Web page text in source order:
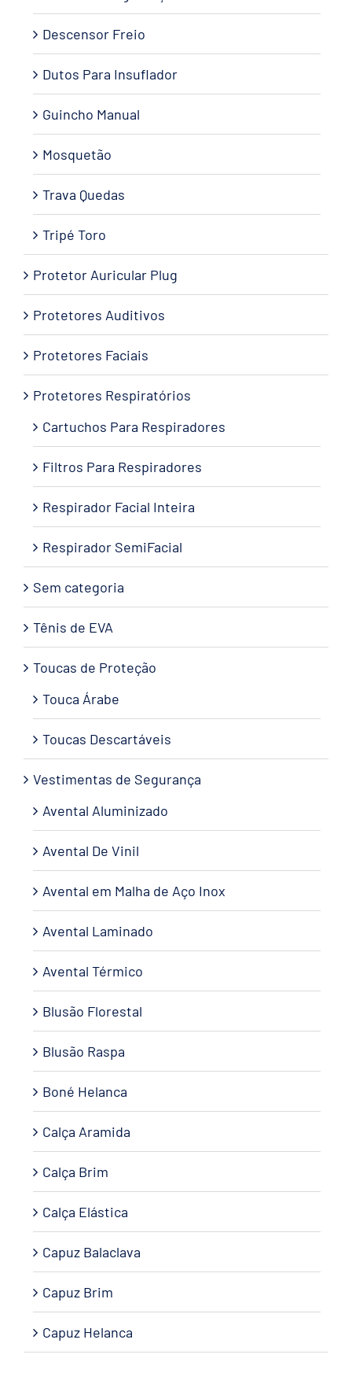
Descensor Freio
Dutos Para Insuflador
Guincho Manual
Mosquetão
Trava Quedas
Tripé Toro
Protetor Auricular Plug
Protetores Auditivos
Protetores Faciais
Protetores Respiratórios
Cartuchos Para Respiradores
Filtros Para Respiradores
Respirador Facial Inteira
Respirador SemiFacial
Sem categoria
Tênis de EVA
Toucas de Proteção
Touca Árabe
Toucas Descartáveis
Vestimentas de Segurança
Avental Aluminizado
Avental De Vinil
Avental em Malha de Aço Inox
Avental Laminado
Avental Térmico
Blusão Florestal
Blusão Raspa
Boné Helanca
Calça Aramida
Calça Brim
Calça Elástica
Capuz Balaclava
Capuz Brim
Capuz Helanca